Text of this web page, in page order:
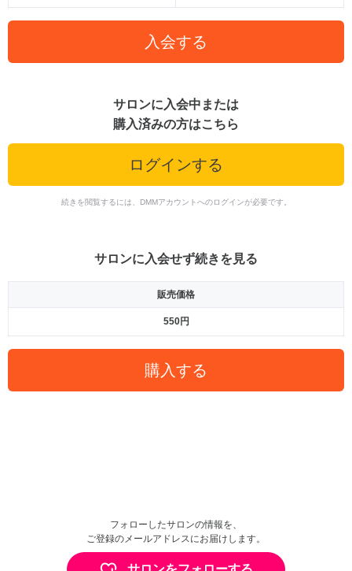
入会する
サロンに入会中または
購入済みの方はこちら
ログインする
続きを閲覧するには、DMMアカウントへのログインが必要です。
サロンに入会せず続きを見る
販売価格
550円
購入する
フォローしたサロンの情報を、
ご登録のメールアドレスにお届けします。